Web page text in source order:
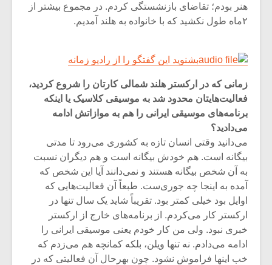
هنر بودم؛ تقاضای بازنشستگی کردم. در مجموع بیشتر از
۲ماه طول نکشید که با خانواده به هلند آمدیم.
بشنوید این گفتگو را از رادیو زمانه
زمانی که در ارکستر هلند شمالی کارتان را شروع کردید،
فعالیت‌هایتان محدود شد به موسیقی کلاسیک یا اینکه
برنامه‌های موسیقی ایرانی را هم به موازاتش ادامه
می‌دادید؟
می‌دانید وقتی انسان تازه به کشوری می‌رود تا مدتی
بیگانه است. هم خودش بیگانه است و هم دیگران نسبت
به آن شخص بیگانه هستند و نمی‌دانند آیا این شخص که
آمده به اینجا چه جوری‌ست. طبعاً آن فعالیت‌هایی که
اوایل بود خیلی کمتر بود. تقریباً شاید یک ‌سال تنها در
ارکستر کار می‌کردم. از برنامه‌های خارج از ارکستر
خبری نبود. ولی من کار خودم یعنی موسیقی ایرانی را
ادامه می‌دادم.‌ نه تنها ویلن، بلکه کمانچه هم می‌زدم که
خب اینها فراموش نشود. چون بهرحال آن فعالیتی که در